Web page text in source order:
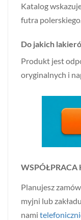
Katalog
futra
Do jakich
Produkt jest
oryginalnych i
WSPÓŁPRACA
Planujesz
myjni lub
nami